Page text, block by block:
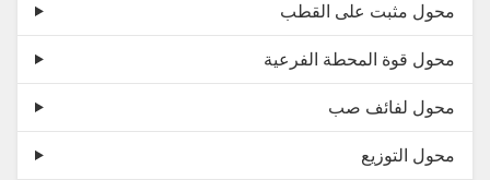
محول مثبت على القطب
محول قوة المحطة الفرعية
محول لفائف صب
محول التوزيع